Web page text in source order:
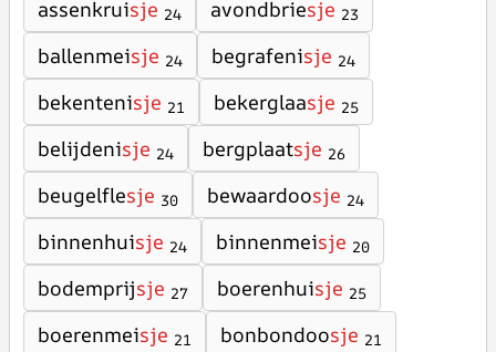
assenkruisje 24 avondbriesje 23
ballenmeisje 24 begrafenisje 24
bekentenisje 21 bekerglaasje 25
belijdenisje 24 bergplaatsje 26
beugelflesje 30 bewaardoosje 24
binnenhuisje 24 binnenmeisje 20
bodemprijsje 27 boerenhuisje 25
boerenmeisje 21 bonbondoosje 21